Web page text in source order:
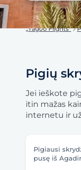
„Tagoo Flights“
Pigių
Jei ieškote
itin mažas
internetu ir
Pigiausi
pusę iš